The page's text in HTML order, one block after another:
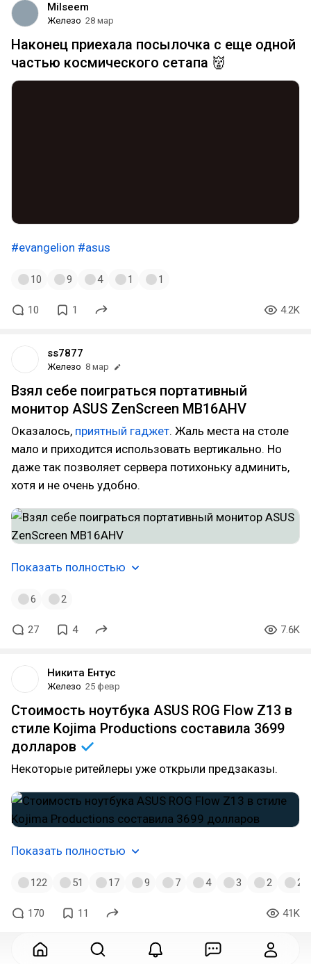
Milseem
Железо 28 мар
Наконец приехала посылочка с еще одной
частью космического сетапа 👹
#evangelion #asus
10 9 4 1 1
10 1 4.2K
ss7877
Железо 8 мар
Взял себе поиграться портативный
монитор ASUS ZenScreen MB16AHV
Оказалось, приятный гаджет. Жаль места на столе
мало и приходится использовать вертикально. Но
даже так позволяет сервера потихоньку админить,
хотя и не очень удобно.
Показать полностью
6 2
27 4 7.6K
Никита Ентус
Железо 25 февр
Стоимость ноутбука ASUS ROG Flow Z13 в
стиле Kojima Productions составила 3699
долларов
Некоторые ритейлеры уже открыли предзаказы.
Показать полностью
122 51 17 9 7 4 3 2 2
170 11 41K